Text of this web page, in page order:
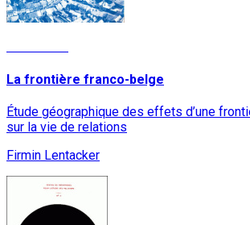
La frontière franco-belge
Étude géographique des effets d’une
sur la vie de relations
Firmin Lentacker